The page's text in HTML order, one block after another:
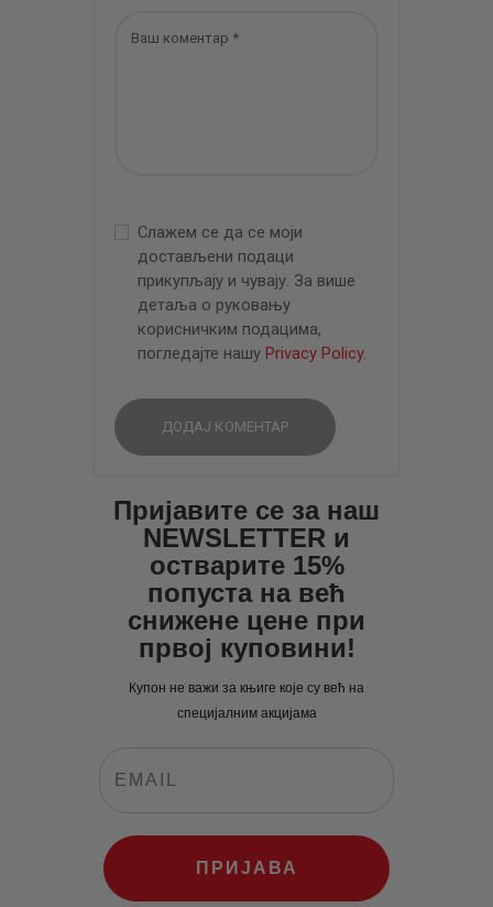
Слажем се да се моји
достављени подаци
прикупљају и чувају. За више
детаља о руковању
корисничким подацима,
погледајте нашу Privacy Policy.
Пријавите се за наш
NEWSLETTER и
остварите 15%
попуста на већ
снижене цене при
првој куповини!
Купон не важи за књиге које су већ на
специјалним акцијама
ПРИЈАВА